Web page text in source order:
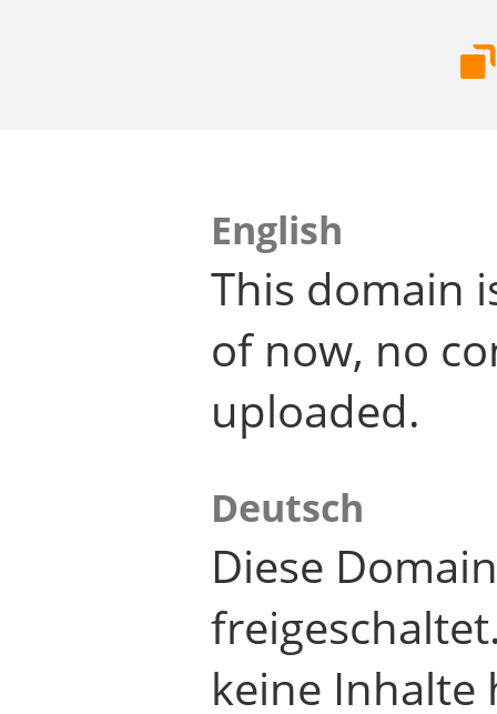
English
This domain
of now, no
uploaded.
Deutsch
Diese
keine Inhalte